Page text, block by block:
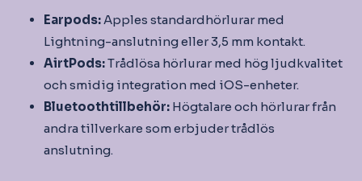
Earpods:Apples standardhörlurar med
Lightning-anslutning eller 3,5 mm kontakt.
AirtPods:Trådlösa hörlurar med hög ljudkvalitet
och smidig integration med iOS-enheter.
Bluetoothtillbehör: Högtalare och hörlurar från
andra tillverkare som erbjuder trådlös
anslutning.